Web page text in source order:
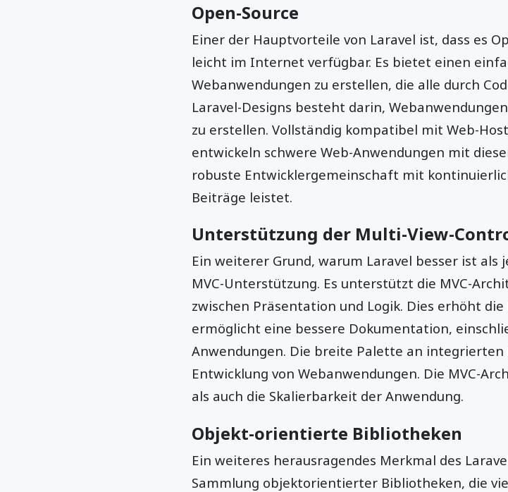
Open-Source
Einer der Hauptvorteile von Laravel ist, dass es
leicht im Internet verfügbar. Es bietet einen
Webanwendungen zu erstellen, die alle durch
Laravel-Designs besteht darin,
zu erstellen. Vollständig kompatibel mit Web-
entwickeln schwere Web-Anwendungen mit
robuste Entwicklergemeinschaft mit
Beiträge leistet.
Unterstützung der Multi-View-
Ein weiterer Grund, warum Laravel besser ist als
MVC-Unterstützung. Es unterstützt die MVC-
zwischen Präsentation und Logik. Dies erhöht
ermöglicht eine bessere Dokumentation,
Anwendungen. Die breite Palette an
Entwicklung von Webanwendungen. Die MVC-
als auch die Skalierbarkeit der Anwendung.
Objekt-orientierte Bibliotheken
Ein weiteres herausragendes Merkmal des
Sammlung objektorientierter Bibliotheken, die